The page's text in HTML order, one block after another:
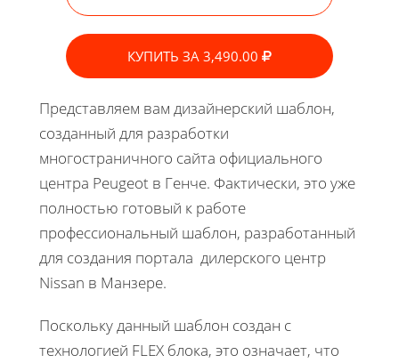
КУПИТЬ ЗА 3,490.00
Представляем вам дизайнерский шаблон,
созданный для разработки
многостраничного сайта официального
центра Peugeot в Генче. Фактически, это уже
полностью готовый к работе
профессиональный шаблон, разработанный
для создания портала дилерского центр
Nissan в Манзере.
Поскольку данный шаблон создан с
технологией FLEX блока, это означает, что